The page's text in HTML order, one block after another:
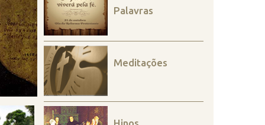
Palavras
Meditações